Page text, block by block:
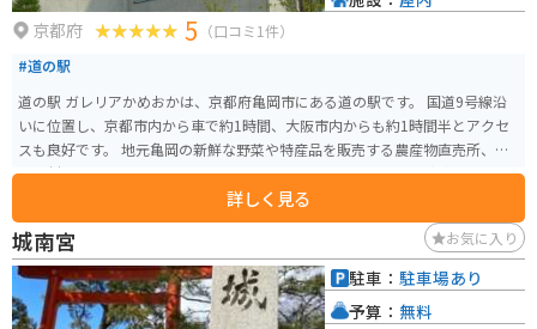
京都府 5 （口コミ1件）
#道の駅
道の駅 ガレリアかめおかは、京都府亀岡市にある道の駅です。 国道9号線沿
いに位置し、京都市内から車で約1時間、大阪市内からも約1時間半とアクセ
スも良好です。 地元亀岡の新鮮な野菜や特産品を販売する農産物直売所、地
元食材を使った料理が楽しめるレストラン、お土産コーナーなどがあります。
特に、丹波栗や松茸など、季節の食材を使った料理やスイーツはおすすめで
す。 ツーリングの休憩場所としても人気があり、バイクスタンドも設置され
ています。 周辺には、湯の花温泉やるり渓など、観光スポットも点在してい
ます。 【おすすめポイント】 * 亀岡市内や近隣地域の特産品が購入できる *
新鮮な地元野菜が購入できる * バイクスタンドがあるので、ツーリングの休
憩に最適 * レストランでは地元食材を使った料理が楽しめる 【周辺情報】 *
詳しく見る
城南宮 お気に入り
駐車： 駐車場あり
予算： 無料